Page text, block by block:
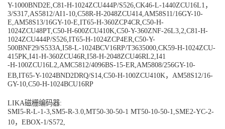
Y-1000BND2E,C81-H-1024ZCU444P/S526,CK46-L-1440ZCU16L1 ，
3/S317,AS5812/AI1-10,C58R-H-2048ZCU414,AM58S11/16GY-10-
E,AM58S13/16GY-10-E,IT65-H-360ZCP4CR,C50-H-
1024ZCU48PT,C50-H-600ZCU410K,C50-Y-360ZNF-26L3,2,C81-H-
1024ZCU444P/S526,IT65-H-1024ZCP4ER,C50-Y-
500BNF29/S533A,I58-L-1024BCV16RP/T3635000,CK59-H-1024ZCU-
415PK,I41-H-360ZCU46R,I58-H-2048ZCU46RL2,I41
-H-100ZCU16L2,AMC5812/4096BS-15-ER,AM5808/256GY-10-
EB,IT65-Y-1024BND2DRQ/S14,C50-H-100ZCU410K， AM58S12/16-
GY-10,C50-H-1024BCU16RP
LIKA磁栅编码器:
SMI5-R-L-1-3,SM5-R-3.0,MT50-30-50-1 MT50-10-50-1,SME2-YC-2-
10， EBOX-1/S572,